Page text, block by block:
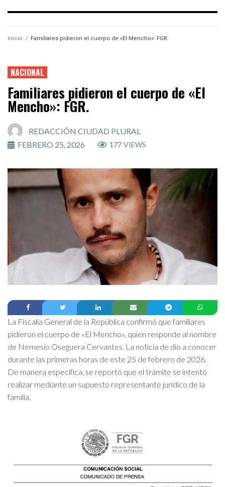
Inicio / Familiares pidieron el cuerpo de «El Mencho»: FGR.
NACIONAL
Familiares pidieron el cuerpo de «El
Mencho»: FGR.
REDACCIÓN CIUDAD PLURAL
FEBRERO 25, 2026
177 VIEWS
La Fiscalía General de la República confirmó que familiares
pidieron el cuerpo de «El Mencho», quien responde al nombre
de Nemesio Oseguera Cervantes. La noticia de dio a conocer
durante las primeras horas de este 25 de febrero de 2026.
De manera específica, se reportó que el trámite se intentó
realizar mediante un supuesto representante jurídico de la
familia.